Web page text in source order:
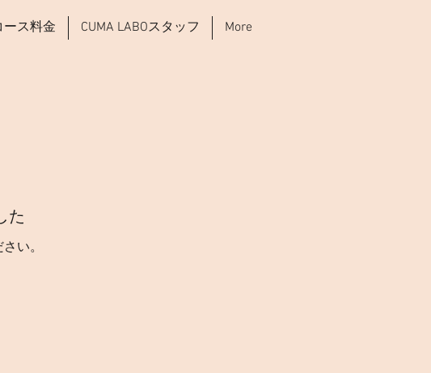
ース料金 CUMA LABOスタッフ More
た
い。